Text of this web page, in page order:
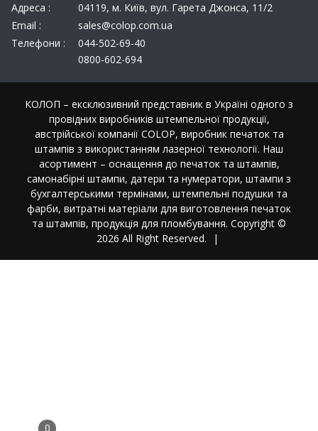
Адреса :
04119, м. Київ, вул. Гарета Джонса, 11/2
Email :
sales@colop.com.ua
Телефони :
044-502-69-40
0800-602-694
КОЛОП – ексклюзивний представник в Україні одного з
провідних виробників штемпельної продукції,
австрійської компанії COLOP, виробник печаток та
штампів з використанням лазерної технології. Наш
асортимент – оснащення до печаток та штампів,
самонабірні штампи, датери та нумератори, штампи з
бухгалтерськими термінами, штемпельні подушки та
фарби, витратні матеріали для виготовлення печаток
та штампів, продукція для пломбування. Copyright ©
2026 All Right Reserved.
|
0